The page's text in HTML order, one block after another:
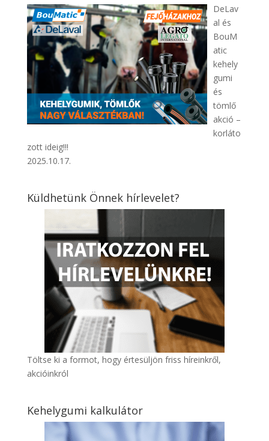
DeLav
al és
BouM
atic
kehely
gumi
és
tömlő
akció –
korláto
zott ideig!!!
2025.10.17.
Küldhetünk Önnek hírlevelet?
Töltse ki a formot, hogy értesüljön friss híreinkről,
akcióinkról
Kehelygumi kalkulátor